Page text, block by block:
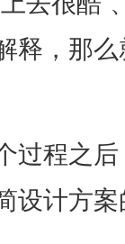
释，那
过程之
设计方